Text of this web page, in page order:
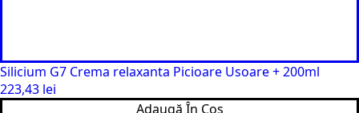
Silicium G7 Crema relaxanta Picioare Usoare + 200ml
223,43 lei
Adaugă În Coș